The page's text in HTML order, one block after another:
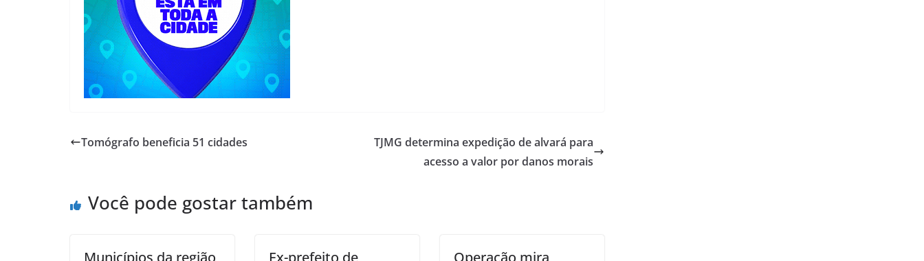
Tomógrafo beneficia 51 cidades
TJMG determina expedição de alvará para
acesso a valor por danos morais
Você pode gostar também
Municípios da região Ex-prefeito de Operação mira